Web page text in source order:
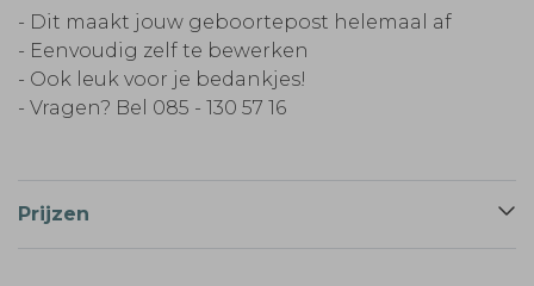
- Dit maakt jouw geboortepost helemaal af
- Eenvoudig zelf te bewerken
- Ook leuk voor je bedankjes!
- Vragen? Bel 085 - 130 57 16
Prijzen